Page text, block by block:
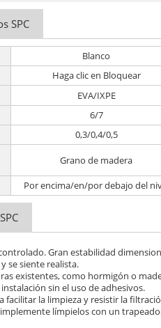
SPC
Blanco
Haga clic en Bloquear
EVA/IXPE
6/7
0,3/0,4/0,5
Grano de madera
Por encima/en/por debajo del
Gran estabilidad
se siente realista.
existentes, como hormigón o
sin el uso de adhesivos.
facilitar la limpieza y resistir la
límpielos con un